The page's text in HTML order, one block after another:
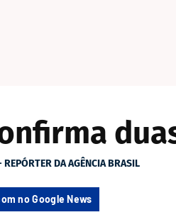
DA AGÊNCIA BRASIL
no Google News